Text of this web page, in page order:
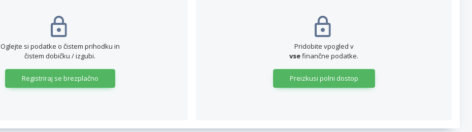
Oglejte si podatke o čistem prihodku in
čistem dobičku / izgubi.
Registriraj se brezplačno
Pridobite vpogled v
vsefinančne podatke.
Preizkusi polni dostop